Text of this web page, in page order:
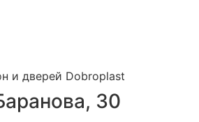
и дверей Dobroplast
30